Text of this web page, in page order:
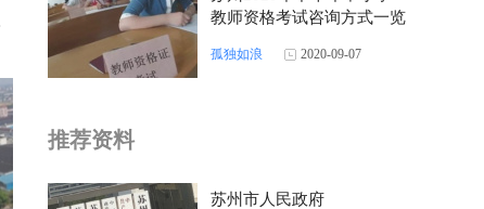
教师资格考试咨询方式一览
孤独如浪 2020-09-07
推荐资料
苏州市人民政府